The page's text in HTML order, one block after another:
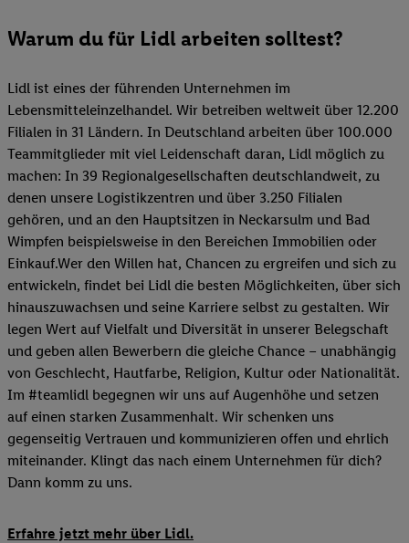
Warum du für Lidl arbeiten solltest?
Lidl ist eines der führenden Unternehmen im
Lebensmitteleinzelhandel. Wir betreiben weltweit über 12.200
Filialen in 31 Ländern. In Deutschland arbeiten über 100.000
Teammitglieder mit viel Leidenschaft daran, Lidl möglich zu
machen: In 39 Regionalgesellschaften deutschlandweit, zu
denen unsere Logistikzentren und über 3.250 Filialen
gehören, und an den Hauptsitzen in Neckarsulm und Bad
Wimpfen beispielsweise in den Bereichen Immobilien oder
Einkauf.Wer den Willen hat, Chancen zu ergreifen und sich zu
entwickeln, findet bei Lidl die besten Möglichkeiten, über sich
hinauszuwachsen und seine Karriere selbst zu gestalten. Wir
legen Wert auf Vielfalt und Diversität in unserer Belegschaft
und geben allen Bewerbern die gleiche Chance – unabhängig
von Geschlecht, Hautfarbe, Religion, Kultur oder Nationalität.
Im #teamlidl begegnen wir uns auf Augenhöhe und setzen
auf einen starken Zusammenhalt. Wir schenken uns
gegenseitig Vertrauen und kommunizieren offen und ehrlich
miteinander. Klingt das nach einem Unternehmen für dich?
Dann komm zu uns.​
Erfahre jetzt mehr über Lidl.